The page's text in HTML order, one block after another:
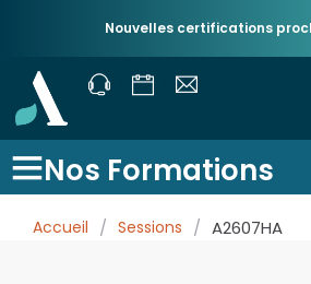
Nouvelles certifications
Nos Formations
Accueil / Sessions / A2607HA